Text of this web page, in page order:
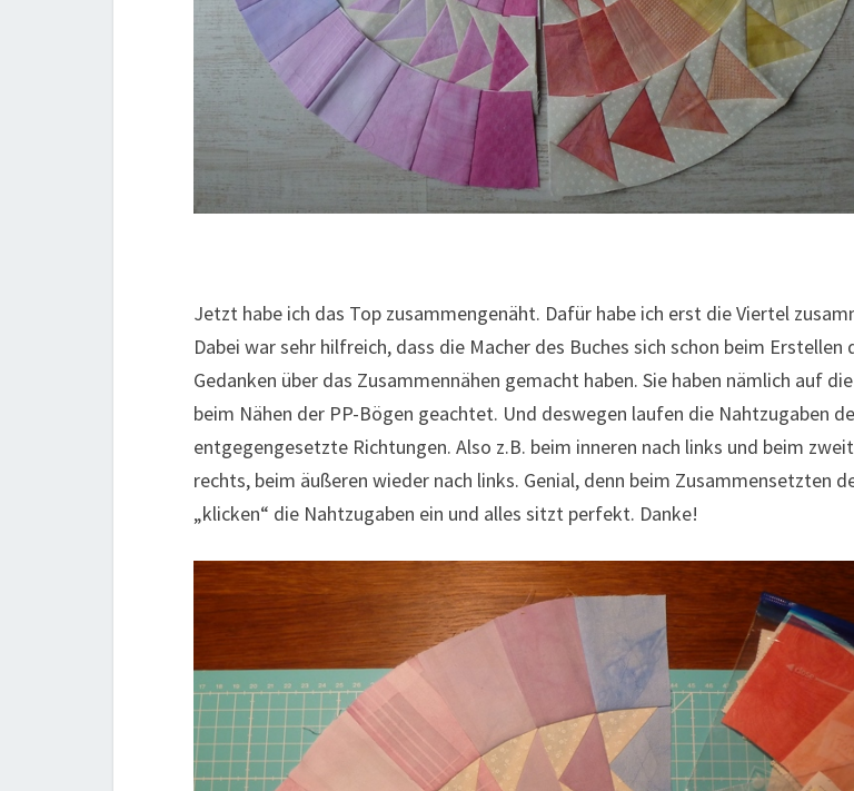
Jetzt habe ich das Top zusammengenäht. Dafür habe ich erst die Viertel
Dabei war sehr hilfreich, dass die Macher des Buches sich schon beim Erstellen
Gedanken über das Zusammennähen gemacht haben. Sie haben nämlich auf
beim Nähen der PP-Bögen geachtet. Und deswegen laufen die Nahtzugaben
entgegengesetzte Richtungen. Also z.B. beim inneren nach links und beim
rechts, beim äußeren wieder nach links. Genial, denn beim Zusammensetzten
„klicken“ die Nahtzugaben ein und alles sitzt perfekt. Danke!